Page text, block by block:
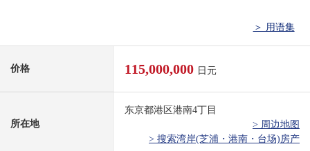
＞ 用语集
价格 115,000,000 日元
所在地
东京都港区港南4丁目
> 周边地图
> 搜索湾岸(芝浦・港南・台场)房产